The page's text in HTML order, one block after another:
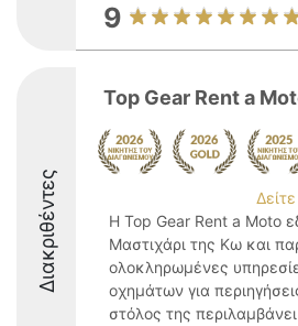
9
Διακριθέντες
Top Gear Rent a
Η Top Gear Rent a Moto
Μαστιχάρι της Κω και
ολοκληρωμένες
οχημάτων για
στόλος της